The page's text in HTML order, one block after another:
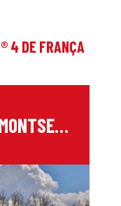
4 DE FRANÇA
G
R® 4 DE FRANÇA A MONTSERRAT